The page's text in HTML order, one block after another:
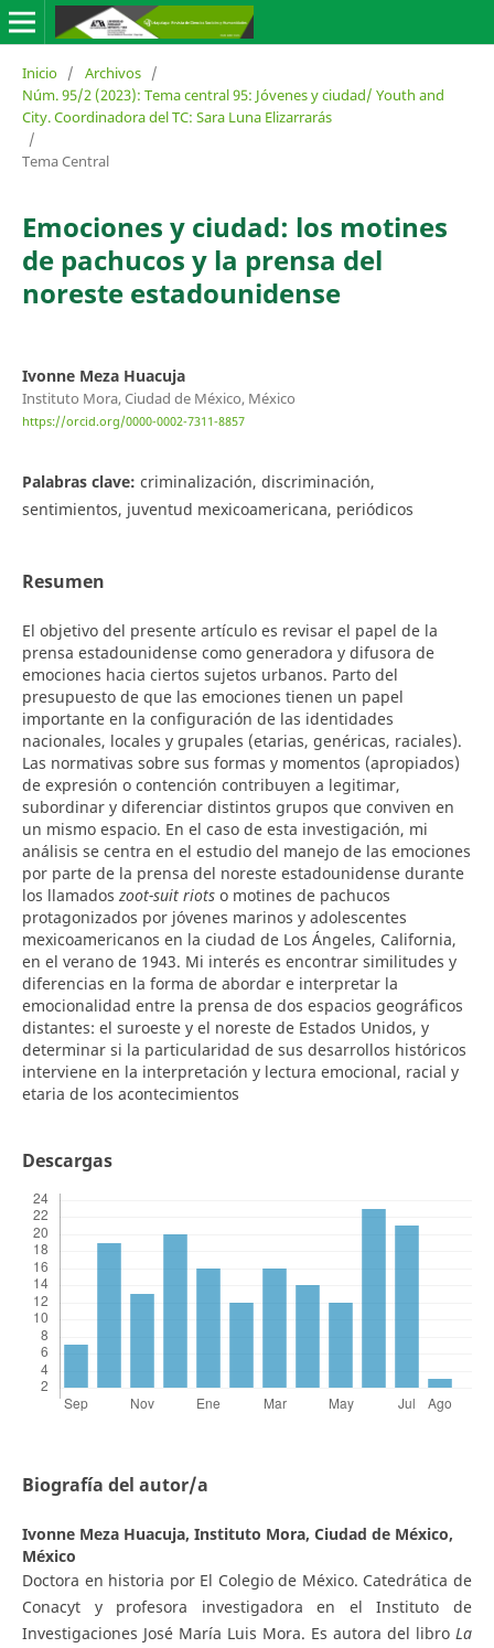
Inicio / Archivos /
Núm. 95/2 (2023): Tema central 95: Jóvenes y ciudad/ Youth and
City. Coordinadora del TC: Sara Luna Elizarrarás
/
Tema Central
Emociones y ciudad: los motines
de pachucos y la prensa del
noreste estadounidense
Ivonne Meza Huacuja
Instituto Mora, Ciudad de México, México
https://orcid.org/0000-0002-7311-8857
Palabras clave: criminalización, discriminación,
sentimientos, juventud mexicoamericana, periódicos
Resumen
El objetivo del presente artículo es revisar el papel de la
prensa estadounidense como generadora y difusora de
emociones hacia ciertos sujetos urbanos. Parto del
presupuesto de que las emociones tienen un papel
importante en la configuración de las identidades
nacionales, locales y grupales (etarias, genéricas, raciales).
Las normativas sobre sus formas y momentos (apropiados)
de expresión o contención contribuyen a legitimar,
subordinar y diferenciar distintos grupos que conviven en
un mismo espacio. En el caso de esta investigación, mi
análisis se centra en el estudio del manejo de las emociones
por parte de la prensa del noreste estadounidense durante
los llamados zoot-suit riots o motines de pachucos
protagonizados por jóvenes marinos y adolescentes
mexicoamericanos en la ciudad de Los Ángeles, California,
en el verano de 1943. Mi interés es encontrar similitudes y
diferencias en la forma de abordar e interpretar la
emocionalidad entre la prensa de dos espacios geográficos
distantes: el suroeste y el noreste de Estados Unidos, y
determinar si la particularidad de sus desarrollos históricos
interviene en la interpretación y lectura emocional, racial y
etaria de los acontecimientos
Descargas
Biografía del autor/a
Ivonne Meza Huacuja, Instituto Mora, Ciudad de México,
México
Doctora en historia por El Colegio de México. Catedrática de
Conacyt y profesora investigadora en el Instituto de
Investigaciones José María Luis Mora. Es autora del libroLa